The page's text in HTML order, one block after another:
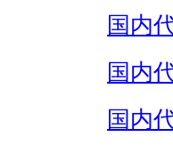
国内
国内
国内